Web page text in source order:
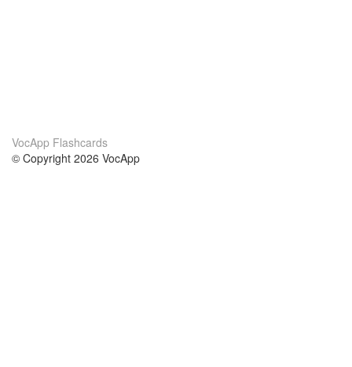
VocApp Flashcards
© Copyright 2026 VocApp